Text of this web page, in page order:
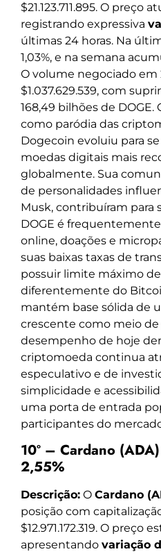
$21.123.711.895. O preço
registrando expressiva
últimas 24 horas. Na
1,03%, e na semana
O volume negociado em
$1.037.629.539, com
168,49 bilhões de
como paródia das
Dogecoin evoluiu para
moedas digitais mais
globalmente. Sua
de personalidades
Musk, contribuíram para
DOGE é
online, doações e
suas baixas taxas de
possuir limite máximo
diferentemente do
mantém base sólida de
crescente como meio
desempenho de hoje
criptomoeda continua
especulativo e de
simplicidade e
uma porta de entrada
participantes do
10º – Cardano
2,55%
Descrição: O Cardano
posição com
$12.971.172.319. O preço
apresentando variação